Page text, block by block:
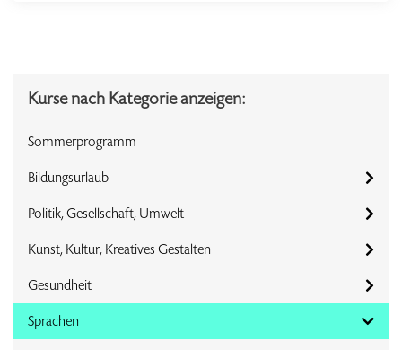
Kurse nach Kategorie anzeigen:
Sommerprogramm
Bildungsurlaub
Politik, Gesellschaft, Umwelt
Kunst, Kultur, Kreatives Gestalten
Gesundheit
Sprachen